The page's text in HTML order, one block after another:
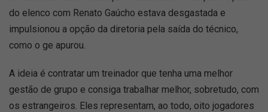
do elenco com Renato Gaúcho estava desgastada e
impulsionou a opção da diretoria pela saída do técnico,
como o ge apurou.
A ideia é contratar um treinador que tenha uma melhor
gestão de grupo e consiga trabalhar melhor, sobretudo, com
os estrangeiros. Eles representam, ao todo, oito jogadores